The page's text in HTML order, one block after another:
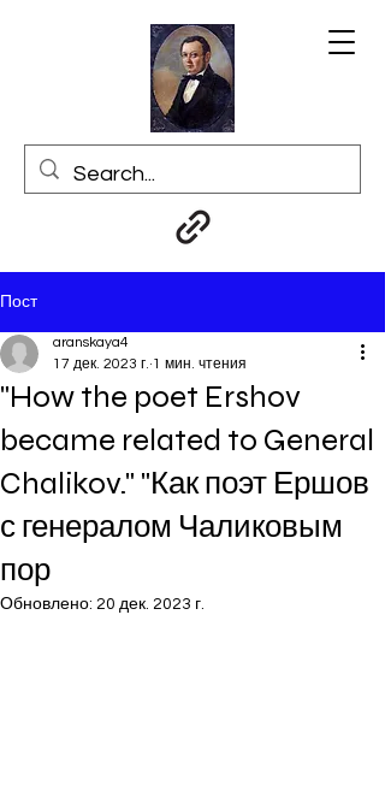
Пост
"How the poet Ershov
became related to General
Chalikov." "Как поэт Ершов
с генералом Чаликовым
пор
aranskaya4
17 дек. 2023 г. 1 мин. чтения
Обновлено: 20 дек. 2023 г.